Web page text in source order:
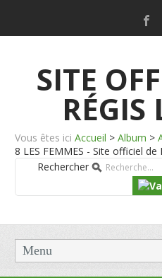
SITE
RÉGIS
Vous êtes ici Accueil > Album >
8 LES FEMMES - Site officiel de
Rechercher
Menu